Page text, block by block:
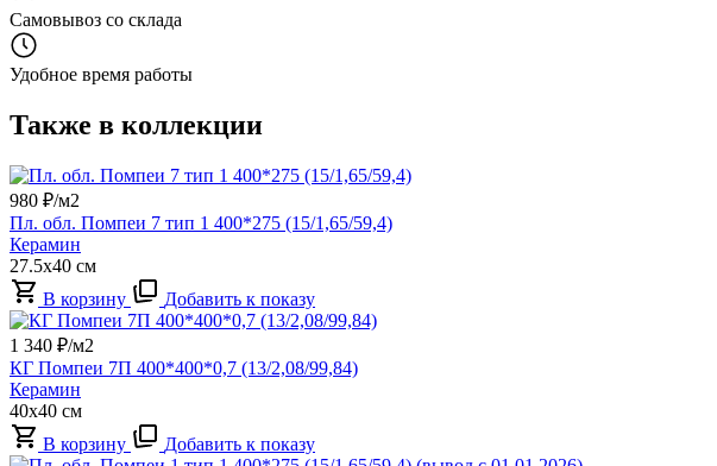
Самовывоз со склада
Удобное время работы
Также в коллекции
980 ₽/м2
Пл. обл. Помпеи 7 тип 1 400*275 (15/1,65/59,4)
Керамин
27.5x40 см
В корзину
Добавить к показу
1 340 ₽/м2
КГ Помпеи 7П 400*400*0,7 (13/2,08/99,84)
Керамин
40x40 см
В корзину
Добавить к показу